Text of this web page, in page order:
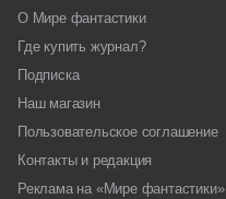
О Мире фантастики
Где купить журнал?
Подписка
Наш магазин
Пользовательское соглашение
Контакты и редакция
Реклама на «Мире фантастики»